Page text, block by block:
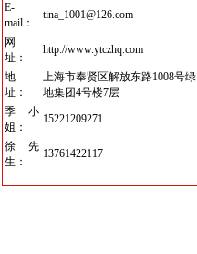
E-
mail：
tina_1001@126.com
网
址：
http://www.ytczhq.com
地
址：
上海市奉贤区解放东路1008号绿
地集团4号楼7层
季小
姐：
15221209271
徐先
生：
13761422117